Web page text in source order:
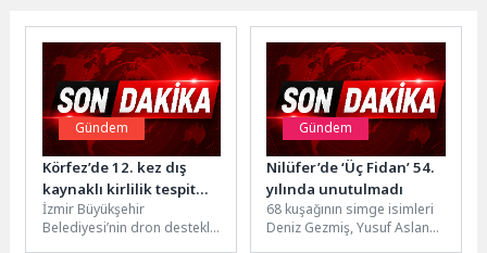
Gündem
Körfez’de 12. kez dış
kaynaklı kirlilik tespit
edildi
İzmir Büyükşehir
Belediyesi’nin dron destekli
Gündem
Nilüfer’de ‘Üç Fidan’ 54.
yılında unutulmadı
68 kuşağının simge isimleri
Deniz Gezmiş, Yusuf Aslan